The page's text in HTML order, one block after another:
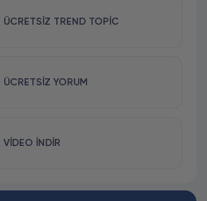
ÜCRETSIZ TREND TOPIC
YORUM
VIDEO İNDIR